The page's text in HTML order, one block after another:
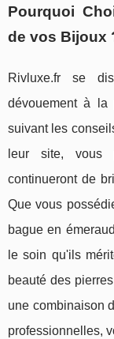
Pourquoi
de vos Bijoux
Rivluxe.fr se
dévouement à la
suivant les
leur site, vous
continueront de
Que vous
bague en
le soin qu'ils
beauté des
une combinaison
professionnelles,